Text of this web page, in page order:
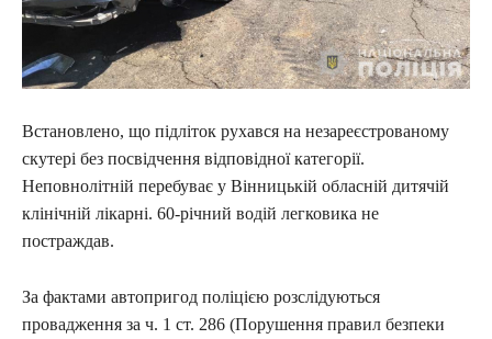
Встановлено, що підліток рухався на незареєстрованому
скутері без посвідчення відповідної категорії.
Неповнолітній перебуває у Вінницькій обласній дитячій
клінічній лікарні. 60-річний водій легковика не
постраждав.
За фактами автопригод поліцією розслідуються
провадження за ч. 1 ст. 286 (Порушення правил безпеки